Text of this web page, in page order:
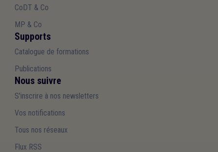
CoDT & Co
MP & Co
Supports
Catalogue de formations
Publications
Nous suivre
S'inscrire à nos newsletters
Vos notifications
Tous nos réseaux
Flux RSS